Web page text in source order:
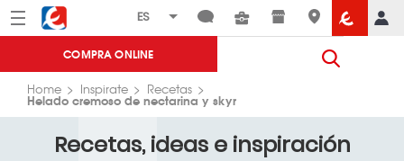
Menú Eroski
COMPRA ONLINE
Home Inspirate Recetas
Helado cremoso de nectarina y skyr
Recetas, ideas e inspiración